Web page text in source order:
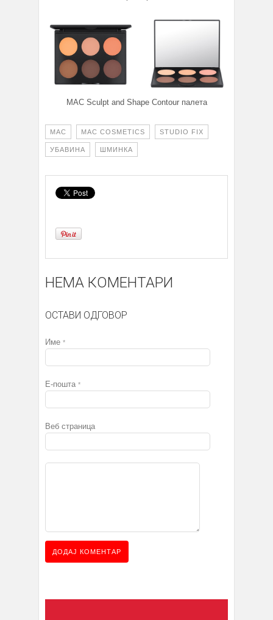
MAC Sculpt and Shape Contour палета
MAC MAC COSMETICS STUDIO FIX
УБАВИНА ШМИНКА
НЕМА КОМЕНТАРИ
ОСТАВИ ОДГОВОР
Име *
Е-пошта *
Веб страница